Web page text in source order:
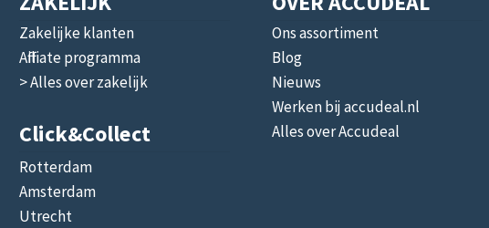
Zakelijke klanten
Affiliate programma
> Alles over zakelijk
Click&collect
Rotterdam
Amsterdam
Utrecht
Ons assortiment
Blog
Nieuws
Werken bij accudeal.nl
Alles over Accudeal